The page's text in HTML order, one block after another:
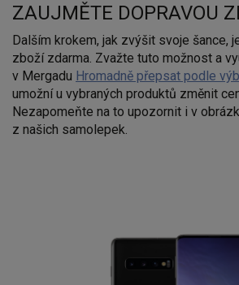
ZAUJMĚTE DOPRAVOU
Dalším krokem, jak zvýšit svoje šance,
zboží zdarma. Zvažte tuto možnost a
v Mergadu Hromadně přepsat podle
umožní u vybraných produktů změnit
Nezapomeňte na to upozornit i v
z našich samolepek.